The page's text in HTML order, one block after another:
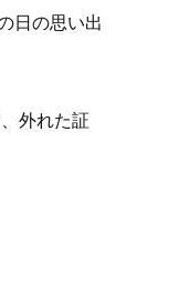
日の思い出
外れた証